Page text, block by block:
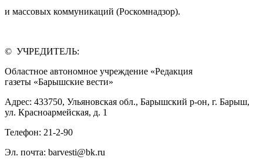
и массовых коммуникаций (Роскомнадзор).
© УЧРЕДИТЕЛЬ:
Областное автономное учреждение «Редакция
газеты «Барышские вести»
Адрес: 433750, Ульяновская обл., Барышский р-он, г. Барыш,
ул. Красноармейская, д. 1
Телефон: 21-2-90
Эл. почта: barvesti@bk.ru